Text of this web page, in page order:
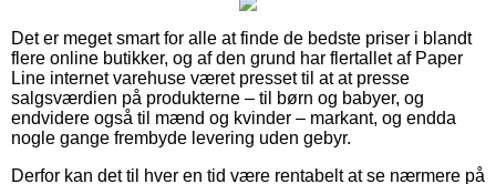
Det er meget smart for alle at finde de bedste priser i blandt
flere online butikker, og af den grund har flertallet af Paper
Line internet varehuse været presset til at at presse
salgsværdien på produkterne – til børn og babyer, og
endvidere også til mænd og kvinder – markant, og endda
nogle gange frembyde levering uden gebyr.
Derfor kan det til hver en tid være rentabelt at se nærmere på